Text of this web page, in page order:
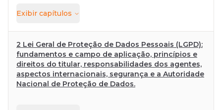
Exibir capítulos
2 Lei Geral de Proteção de Dados Pessoais (LGPD):
fundamentos e campo de aplicação, princípios e
direitos do titular, responsabilidades dos agentes,
aspectos internacionais, segurança e a Autoridade
Nacional de Proteção de Dados.